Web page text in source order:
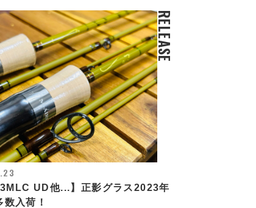
RELEASE
UD他...】正影グラス2023年
数入荷！